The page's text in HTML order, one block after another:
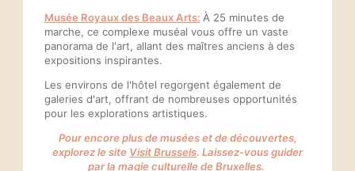
Musée Royaux des Beaux Arts: À 25 minutes de
marche, ce complexe muséal vous offre un vaste
panorama de l'art, allant des maîtres anciens à des
expositions inspirantes.
Les environs de l'hôtel regorgent également de
galeries d'art, offrant de nombreuses opportunités
pour les explorations artistiques.
Pour encore plus de musées et de découvertes,
explorez le site Visit Brussels. Laissez-vous guider
par la magie culturelle de Bruxelles.